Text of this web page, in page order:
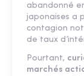
abandonné
japonaises a
contagion
de taux
Pourtant,
marchés